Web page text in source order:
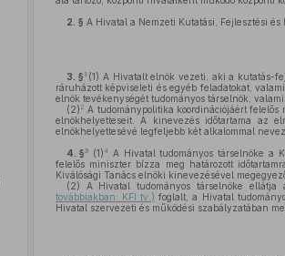
2. § A Hivatal a Nemzeti Kutatási, Fejlesztési és
3. § 1 (1) A Hivatalt elnök vezeti, aki a kutatás-
ráruházott képviseleti és egyéb feladatokat,
elnök tevékenységét tudományos társelnök,
(2) 2 A tudománypolitika koordinációjáért
elnökhelyetteseit. A kinevezés időtartama az
elnökhelyettesévé legfeljebb két alkalommal
4. §3 (1)4A Hivatal tudományos társelnöke a
felelős miniszter bízza meg határozott
Kiválósági Tanács elnöki kinevezésével
(2) A Hivatal tudományos társelnöke ellátja
továbbiakban: KFI tv.) foglalt, a Hivatal
Hivatal szervezeti és működési szabályzatában